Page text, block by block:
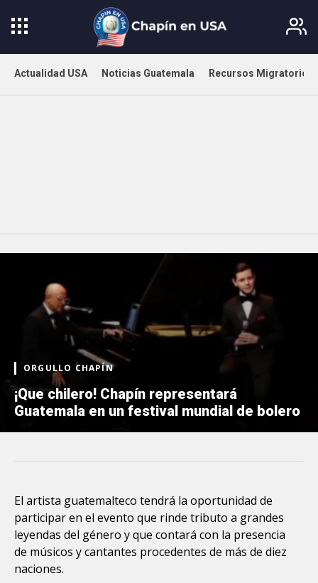
Actualidad USA Noticias Guatemala Recursos Migratorios
ORGULLO CHAPÍN
¡Que chilero! Chapín representará
Guatemala en un festival mundial de bolero
El artista guatemalteco tendrá la oportunidad de
participar en el evento que rinde tributo a grandes
leyendas del género y que contará con la presencia
de músicos y cantantes procedentes de más de diez
naciones.